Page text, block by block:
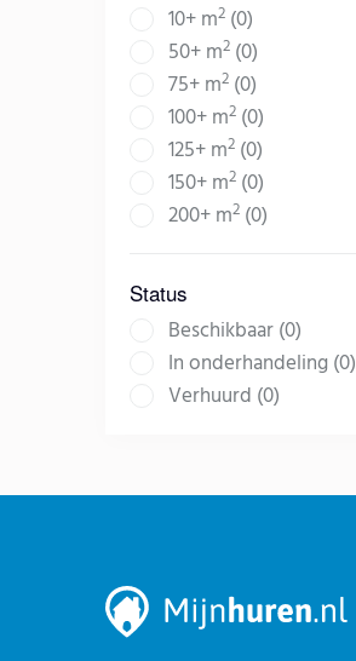
10+ m2 (0)
50+ m2 (0)
75+ m2 (0)
100+ m2 (0)
125+ m2 (0)
150+ m2 (0)
200+ m2 (0)
Status
Beschikbaar (0)
In onderhandeling (0)
Verhuurd (0)